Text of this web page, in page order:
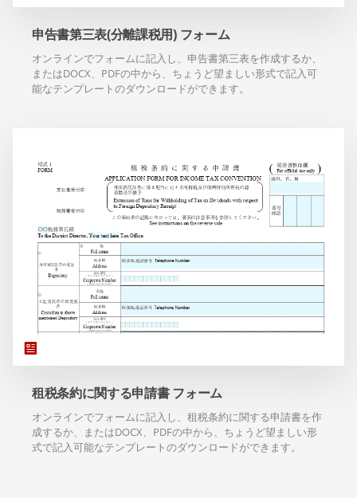
申告書第三表(分離課税用) フォーム
オンラインでフォームに記入し、申告書第三表を作成するか、
またはDOCX、PDFの中から、ちょうど望ましい形式で記入可
能なテンプレートのダウンロードができます。
租税条約に関する申請書 フォーム
オンラインでフォームに記入し、租税条約に関する申請書を作
成するか、またはDOCX、PDFの中から、ちょうど望ましい形
式で記入可能なテンプレートのダウンロードができます。